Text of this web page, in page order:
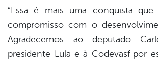
“Essa é mais uma conquista
compromisso com o
Agradecemos ao deputado
presidente Lula e à Codevasf por